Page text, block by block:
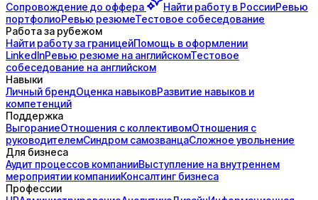
Сопровождение до оффера Найти работу в РоссииРевью
портфолиоРевью резюмеТестовое собеседование
Работа за рубежом
Найти работу за границейПомощь в оформлении
LinkedInРевью резюме на английскомТестовое
собеседование на английском
Навыки
Личный брендОценка навыковРазвитие навыков и
компетенций
Поддержка
ВыгораниеОтношения с коллективомОтношения с
руководителемСиндром самозванцаСложное увольнение
Для бизнеса
Аудит процессов компанииВыступление на внутреннем
мероприятии компанииКонсалтинг бизнеса
Профессии